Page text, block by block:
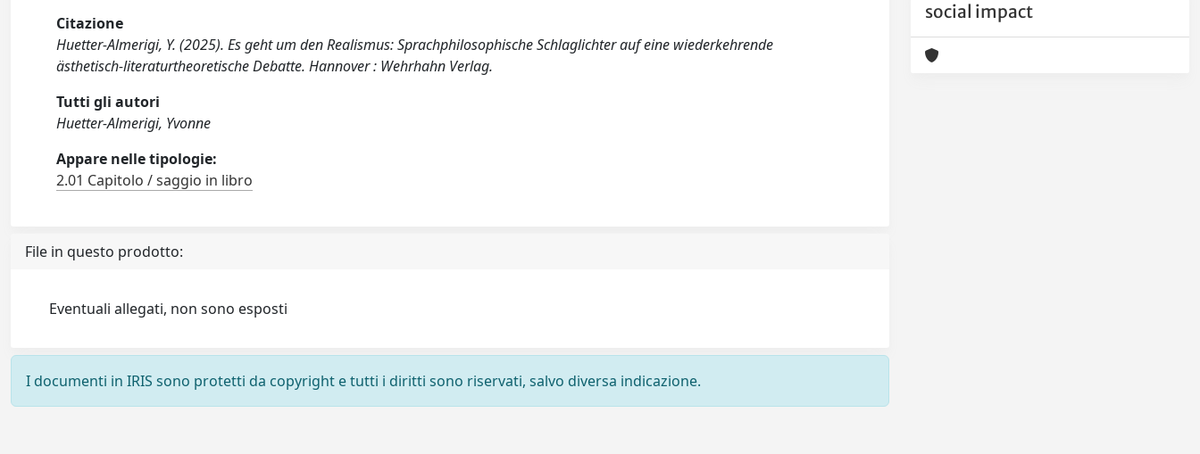
Citazione
Huetter-Almerigi, Y. (2025). Es geht um den Realismus: Sprachphilosophische Schlaglichter auf eine wiederkehrende
ästhetisch-literaturtheoretische Debatte. Hannover : Wehrhahn Verlag.
Tutti gli autori
Huetter-Almerigi, Yvonne
Appare nelle tipologie:
2.01 Capitolo / saggio in libro
File in questo prodotto:
Eventuali allegati, non sono esposti
I documenti in IRIS sono protetti da copyright e tutti i diritti sono riservati, salvo diversa indicazione.
social impact